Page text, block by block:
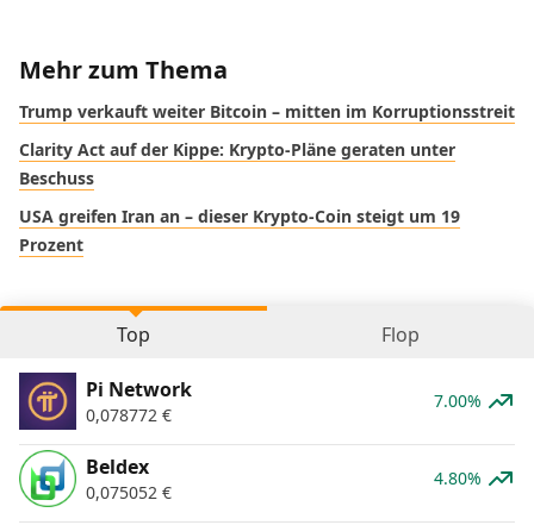
Mehr zum Thema
Trump verkauft weiter Bitcoin – mitten im Korruptionsstreit
Clarity Act auf der Kippe: Krypto-Pläne geraten unter
Beschuss
USA greifen Iran an – dieser Krypto-Coin steigt um 19
Prozent
Top Flop
Pi Network
0,078772 €
7.00%
Beldex
0,075052 €
4.80%